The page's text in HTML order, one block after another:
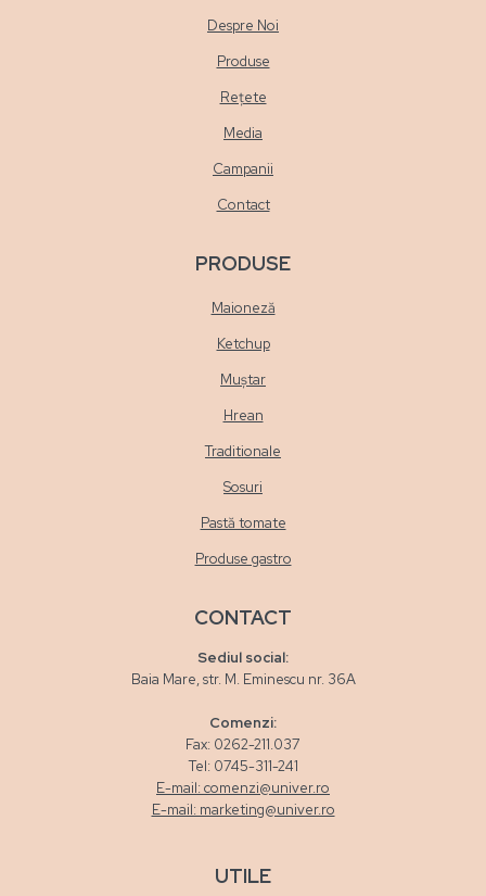
Despre Noi
Produse
Rețete
Media
Campanii
Contact
PRODUSE
Maioneză
Ketchup
Muștar
Hrean
Traditionale
Sosuri
Pastă tomate
Produse gastro
CONTACT
Sediul social:
Baia Mare, str. M. Eminescu nr. 36A
Comenzi:
Fax: 0262-211.037
Tel: 0745-311-241
E-mail: comenzi@univer.ro
E-mail: marketing@univer.ro
UTILE